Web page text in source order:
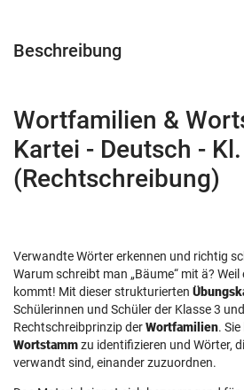
Beschreibung
Wortfamilien &
Kartei - Deutsch -
(Rechtschreibung)
Verwandte Wörter erkennen und richtig
Warum schreibt man „Bäume“ mit ä? Weil
kommt! Mit dieser strukturierten
Schülerinnen und Schüler der Klasse 3
Rechtschreibprinzip derWortfamilien.
Wortstammzu identifizieren und Wörter,
verwandt sind, einander zuzuordnen.